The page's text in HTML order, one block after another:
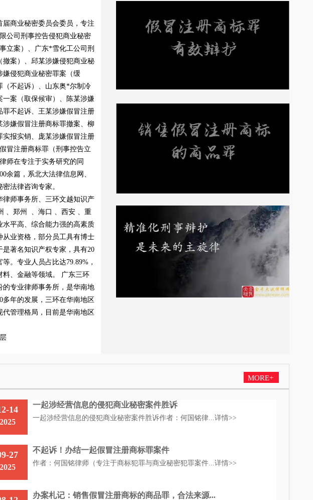
商业秘密委员会委员，专注
公司刑事控告侵犯商业秘密
立案）、广东*雪化工公司刑
案）、邱某涉嫌侵犯商业秘
嫌侵犯商业秘密罪案（缓
（不起诉）、山东奥*尔制冷
案（取保候审）、陈某涉嫌
不起诉、王某涉嫌假冒注册
嫌假冒注册商标罪撤案、柳
报实销、庞某涉嫌假冒注册
冒注册商标罪（刑事控告立
师在专注于实务研究的同
余篇，系北大法律信息网、
法律咨询专家。
师事务所、三环文越知识产
、郑州 、海口 、西安 、重
水平高、综合能力强的高素质
业资格，部分员工具有博士
著名知识产权专家，具有20
。专业人员占比达79.89%，
、金融等领域。 广东三环
专业律师事务所，是华南地
年的发展，三环在华南地区
管理格局，目前是华南地区
MORE+
14
2025
一起涉经营信息的侵犯商业秘密案件胜诉
一起涉经营信息的侵犯商业秘密案件胜诉作者：何国铭律...详情>>
27
2025
不起诉！办结一起假冒注册商标罪案件
作者：何国铭律师（专注于商标犯罪与商业秘密犯罪案件...详情>>
办案札记：销售假冒注册商标的商品罪，合法来源...